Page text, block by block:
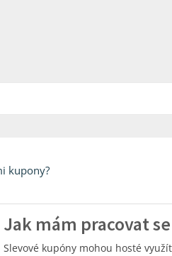
kupony?
Jak mám pracovat
Slevové kupóny mohou hosté